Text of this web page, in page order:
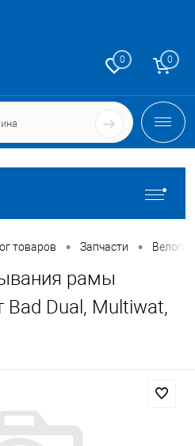
0 0
товаров • Запчасти •
рамы
Dual, Multiwat,